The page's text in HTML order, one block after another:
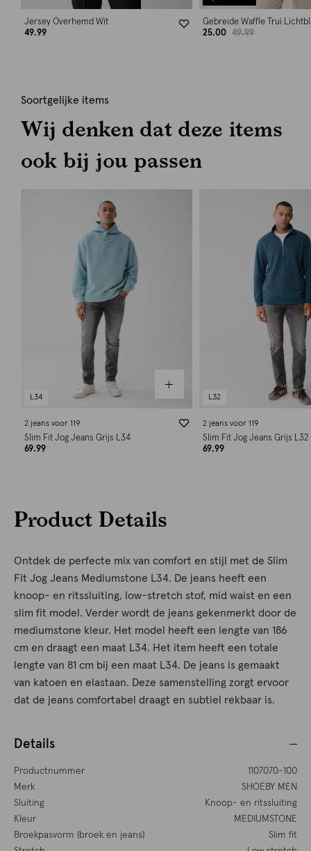
Jersey Overhemd Wit
49.99
Gebreide Waffle Trui
25.00
49.99
Soortgelijke items
Wij denken dat deze items
ook bij jou passen
L34
2 jeans voor 119
Slim Fit Jog Jeans Grijs L34
69.99
L32
2 jeans voor 119
Slim Fit Jog Jeans Grijs L32
69.99
Product Details
Ontdek de perfecte mix van comfort en stijl met de Slim
Fit Jog Jeans Mediumstone L34. De jeans heeft een
knoop- en ritssluiting, low-stretch stof, mid waist en een
slim fit model. Verder wordt de jeans gekenmerkt door de
mediumstone kleur. Het model heeft een lengte van 186
cm en draagt een maat L34. Het item heeft een totale
lengte van 81 cm bij een maat L34. De jeans is gemaakt
van katoen en elastaan. Deze samenstelling zorgt ervoor
dat de jeans comfortabel draagt en subtiel rekbaar is.
Details
Productnummer
1107070-100
Merk
SHOEBY MEN
Sluiting
Knoop- en ritssluiting
Kleur
MEDIUMSTONE
Broekpasvorm (broek en jeans)
Slim fit